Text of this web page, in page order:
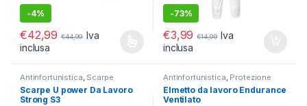
-4%
€42,99 €44,99 Iva
inclusa
Questo prodotto ha più varianti. Le opzioni possono essere
-73%
€3,99 €14,99 Iva
inclusa
Antinfortunistica, Scarpe
Antinfortunistiche
Scarpe U power Da Lavoro
Strong S3
Antinfortunistica, Protezione
Testa e viso
Elmetto da lavoro Endurance
Ventilato